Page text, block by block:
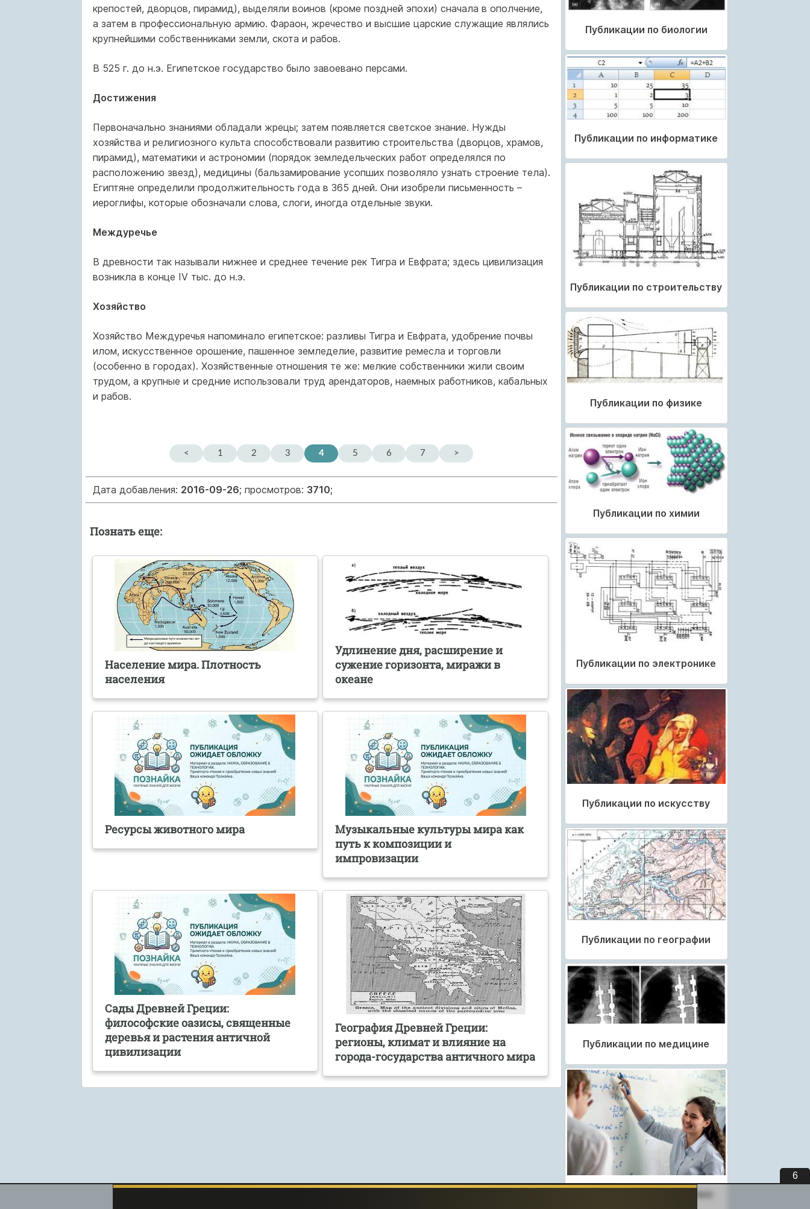
крепостей, дворцов, пирамид), выделяли воинов (кроме поздней эпохи) сначала в ополчение,
а затем в профессиональную армию. Фараон, жречество и высшие царские служащие являлись
крупнейшими собственниками земли, скота и рабов.
В 525 г. до н.э. Египетское государство было завоевано персами.
Достижения
Первоначально знаниями обладали жрецы; затем появляется светское знание. Нужды
хозяйства и религиозного культа способствовали развитию строительства (дворцов, храмов,
пирамид), математики и астрономии (порядок земледельческих работ определялся по
расположению звезд), медицины (бальзамирование усопших позволяло узнать строение тела).
Египтяне определили продолжительность года в 365 дней. Они изобрели письменность –
иероглифы, которые обозначали слова, слоги, иногда отдельные звуки.
Междуречье
В древности так называли нижнее и среднее течение рек Тигра и Евфрата; здесь цивилизация
возникла в конце IV тыс. до н.э.
Хозяйство
Хозяйство Междуречья напоминало египетское: разливы Тигра и Евфрата, удобрение почвы
илом, искусственное орошение, пашенное земледелие, развитие ремесла и торговли
(особенно в городах). Хозяйственные отношения те же: мелкие собственники жили своим
трудом, а крупные и средние использовали труд арендаторов, наемных работников, кабальных
и рабов.
< 1 2 3 4 5 6 7 >
Дата добавления: 2016-09-26; просмотров: 3710;
Познать еще:
Население мира. Плотность
населения
Удлинение дня, расширение и
сужение горизонта, миражи в
океане
Ресурсы животного мира
Музыкальные культуры мира как
путь к композиции и
импровизации
Сады Древней Греции:
философские оазисы, священные
деревья и растения античной
цивилизации
География Древней Греции:
регионы, климат и влияние на
города-государства античного мира
Публикации по биологии
Публикации по информатике
Публикации по строительству
Публикации по физике
Публикации по химии
Публикации по электронике
Публикации по искусству
Публикации по географии
Публикации по медицине
Публикации по педагогике
5